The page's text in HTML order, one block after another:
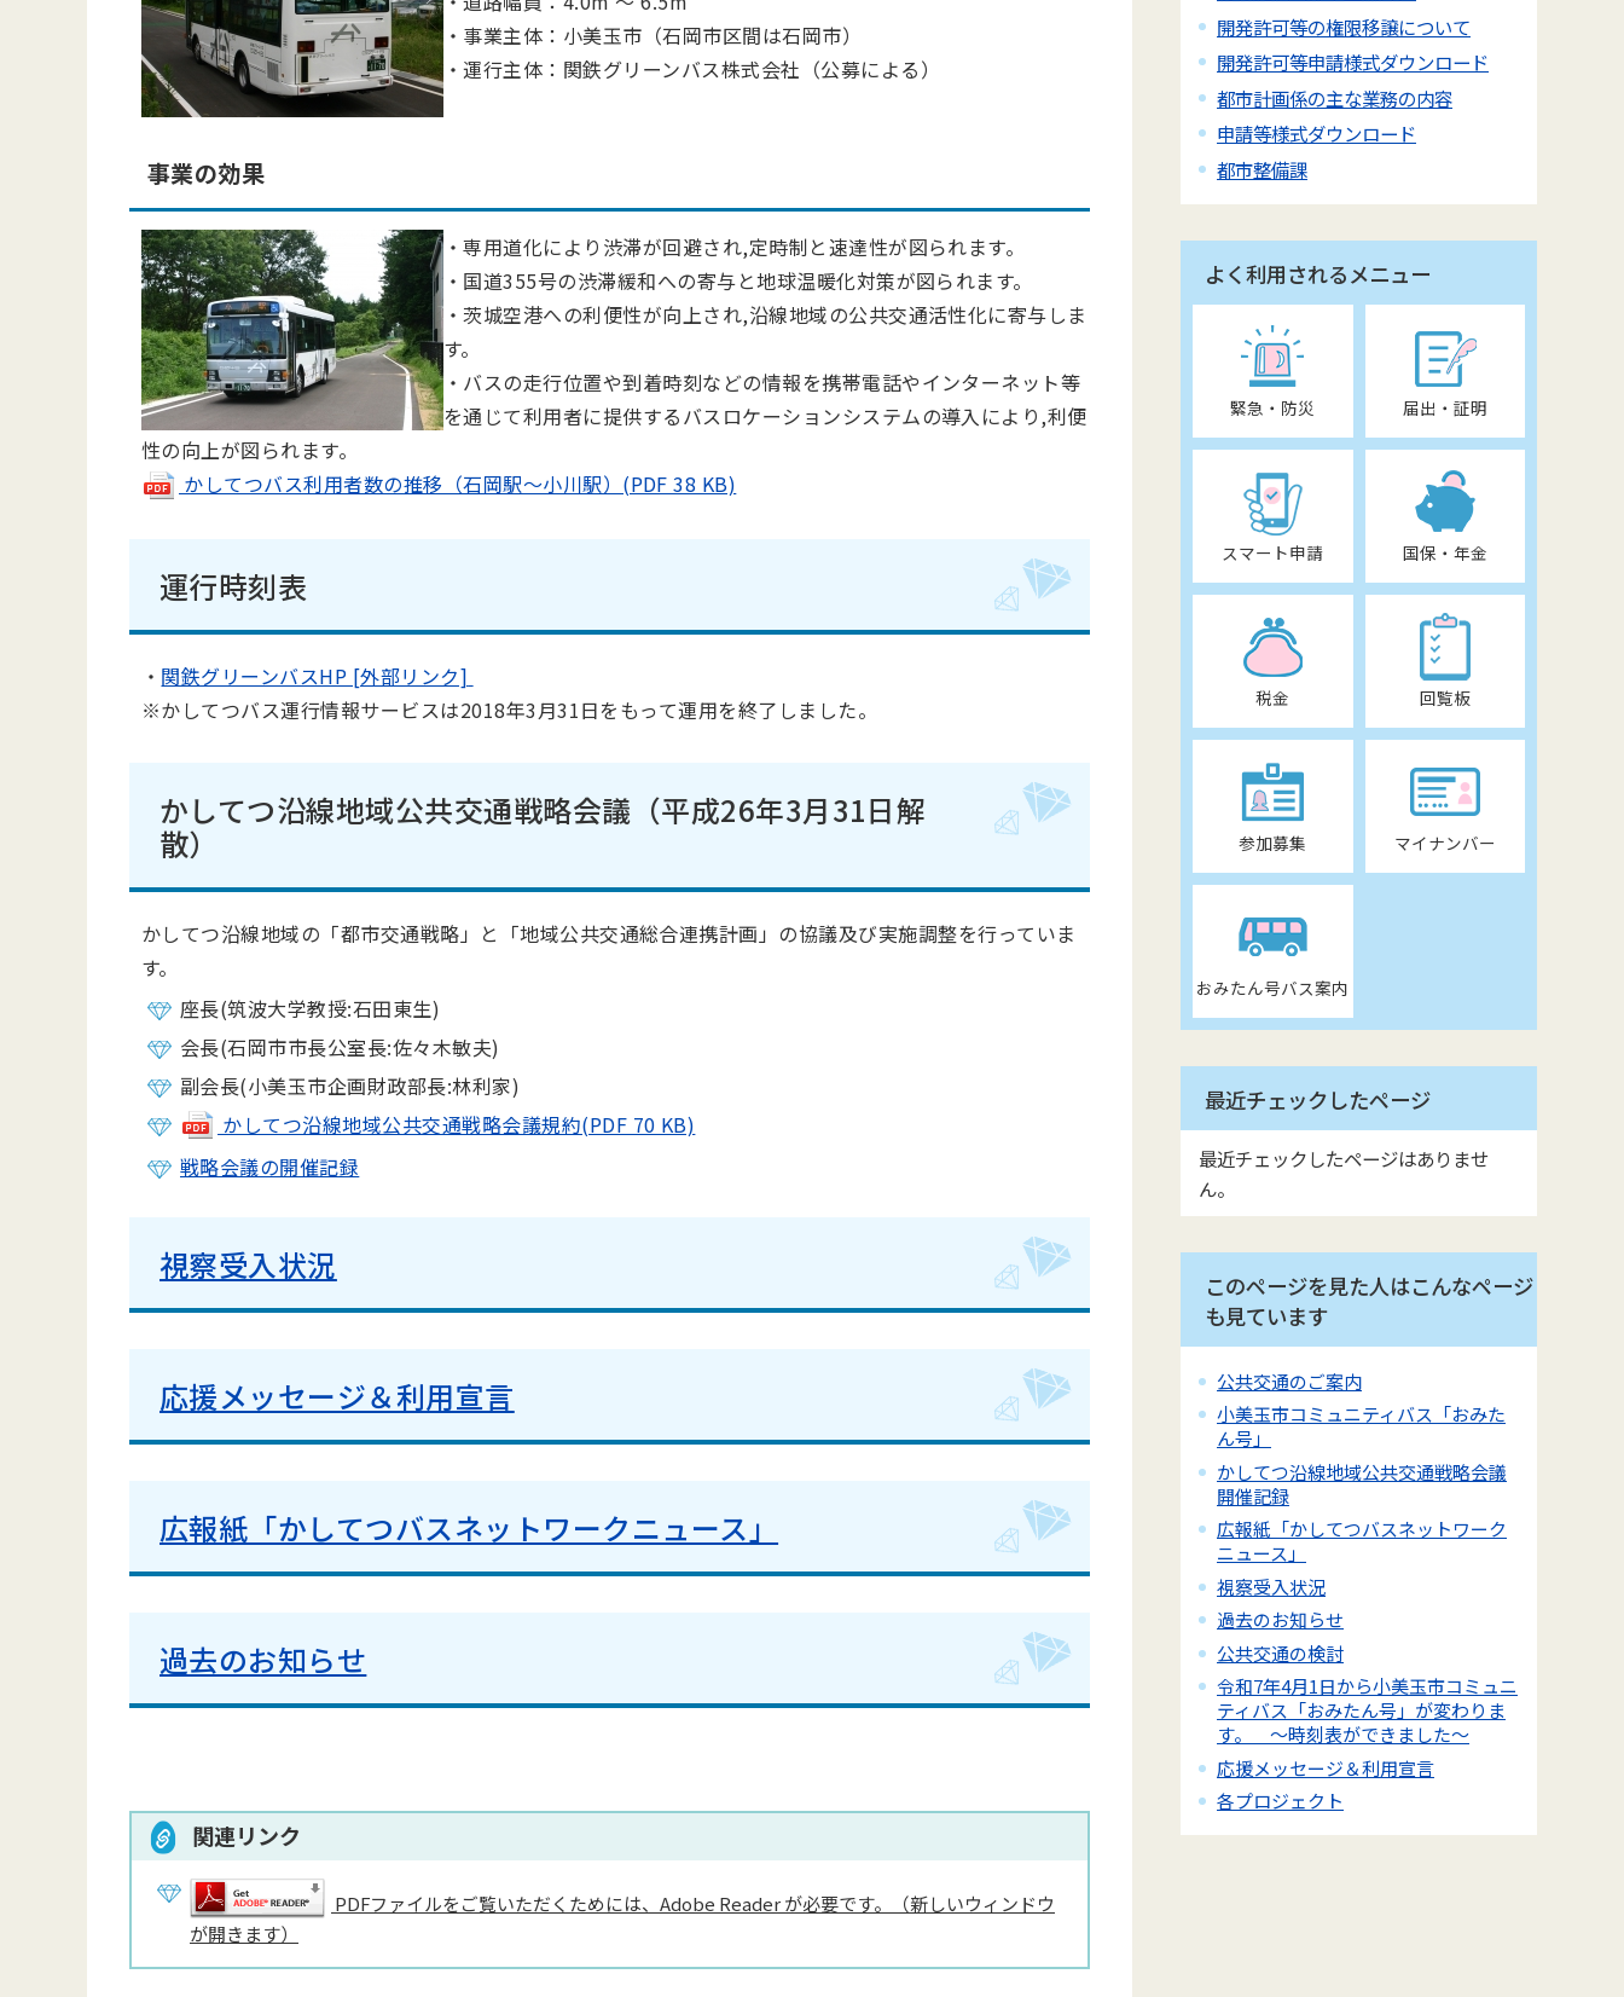
・事業主体：小美玉市（石岡市区間は石岡市）
・運行主体：関鉄グリーンバス株式会社（公募による）
事業の効果
・専用道化により渋滞が回避され,定時制と速達性が図られます。
・国道355号の渋滞緩和への寄与と地球温暖化対策が図られます。
・茨城空港への利便性が向上され,沿線地域の公共交通活性化に寄与しま
す。
・バスの走行位置や到着時刻などの情報を携帯電話やインターネット等
を通じて利用者に提供するバスロケーションシステムの導入により,利便
性の向上が図られます。
かしてつバス利用者数の推移（石岡駅～小川駅）(PDF 38 KB)
運行時刻表
・ 関鉄グリーンバスHP [外部リンク]
※かしてつバス運行情報サービスは2018年3月31日をもって運用を終了しました。
かしてつ沿線地域公共交通戦略会議（平成26年3月31日解
散）
かしてつ沿線地域の「都市交通戦略」と「地域公共交通総合連携計画」の協議及び実施調整を行っていま
す。
座長(筑波大学教授:石田東生)
会長(石岡市市長公室長:佐々木敏夫)
副会長(小美玉市企画財政部長:林利家)
かしてつ沿線地域公共交通戦略会議規約(PDF 70 KB)
戦略会議の開催記録
視察受入状況
応援メッセージ＆利用宣言
広報紙「かしてつバスネットワークニュース」
過去のお知らせ
関連リンク
PDFファイルをご覧いただくためには、Adobe Reader が必要です。（新しいウィンドウ
が開きます）
開発許可等の権限移譲について
開発許可等申請様式ダウンロード
都市計画係の主な業務の内容
申請等様式ダウンロード
都市整備課
よく利用されるメニュー
緊急・防災 届出・証明
スマート申請 国保・年金
税金 回覧板
参加募集 マイナンバー
おみたん号バス案内
最近チェックしたページ
最近チェックしたページはありませ
ん。
このページを見た人はこんなページ
も見ています
公共交通のご案内
小美玉市コミュニティバス「おみた
ん号」
かしてつ沿線地域公共交通戦略会議
開催記録
広報紙「かしてつバスネットワーク
ニュース」
視察受入状況
過去のお知らせ
公共交通の検討
令和7年4月1日から小美玉市コミュニ
ティバス「おみたん号」が変わりま
す。 ～時刻表ができました～
応援メッセージ＆利用宣言
各プロジェクト